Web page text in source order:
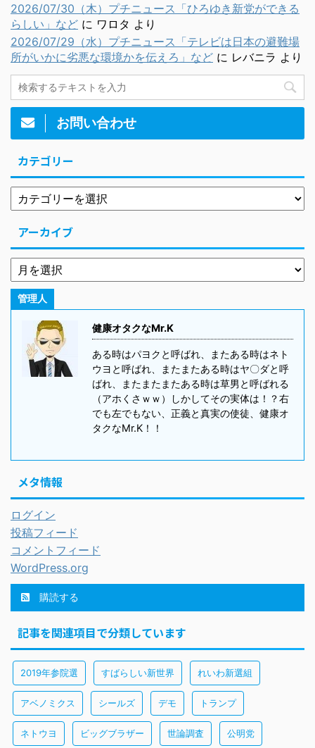
2026/07/30（木）プチニュース「ひろゆき新党ができる
らしい」など に ワロタ より
2026/07/29（水）プチニュース「テレビは日本の避難場
所がいかに劣悪な環境かを伝えろ」など に レバニラ より
お問い合わせ
カテゴリー
アーカイブ
管理人
健康オタクなMr.K
ある時はパヨクと呼ばれ、またある時はネト
ウヨと呼ばれ、またまたある時はヤ〇ダと呼
ばれ、またまたまたある時は草男と呼ばれる
（アホくさｗｗ）しかしてその実体は！？右
でも左でもない、正義と真実の使徒、健康オ
タクなMr.K！！
メタ情報
ログイン
投稿フィード
コメントフィード
WordPress.org
購読する
記事を関連項目で分類しています
2019年参院選 すばらしい新世界 れいわ新選組
アベノミクス シールズ デモ トランプ
ネトウヨ ビッグブラザー 世論調査 公明党